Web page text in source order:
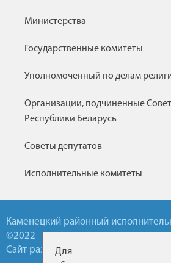
Министерства
Государственные комитеты
Уполномоченный по делам
Организации, подчиненные
Республики Беларусь
Советы депутатов
Исполнительные комитеты
Каменецкий районный
©2022
Сайт разработан УП БелТА
Для